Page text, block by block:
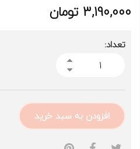
3,190,000 تومان
تعداد:
افزودن به سبد خرید